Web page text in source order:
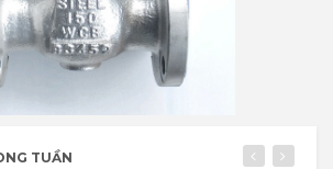
TUẦN